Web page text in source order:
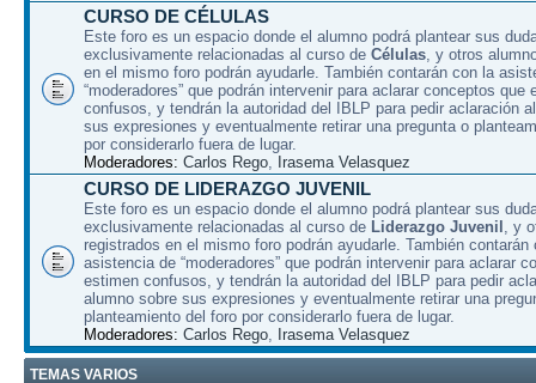
CURSO DE CÉLULAS
Este foro es un espacio donde el alumno podrá plantear sus
exclusivamente relacionadas al curso de Células, y otros
en el mismo foro podrán ayudarle. También contarán con la
“moderadores” que podrán intervenir para aclarar conceptos que
confusos, y tendrán la autoridad del IBLP para pedir aclaración
sus expresiones y eventualmente retirar una pregunta o
por considerarlo fuera de lugar.
Moderadores: Carlos Rego, Irasema Velasquez
CURSO DE LIDERAZGO JUVENIL
Este foro es un espacio donde el alumno podrá plantear sus
exclusivamente relacionadas al curso de Liderazgo Juvenil , y
registrados en el mismo foro podrán ayudarle. También contarán
asistencia de “moderadores” que podrán intervenir para aclarar
estimen confusos, y tendrán la autoridad del IBLP para pedir
alumno sobre sus expresiones y eventualmente retirar una
planteamiento del foro por considerarlo fuera de lugar.
Moderadores: Carlos Rego, Irasema Velasquez
TEMAS VARIOS